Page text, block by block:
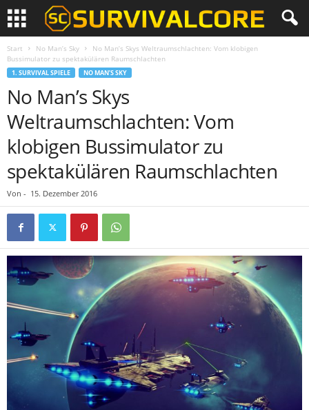
Start No Man’s Sky
No Man’s Skys Weltraumschlachten: Vom klobigen
Bussimulator zu spektakülären Raumschlachten
1. SURVIVAL SPIELE NO MAN’S SKY
No Man’s Skys
Weltraumschlachten: Vom
klobigen Bussimulator zu
spektakülären Raumschlachten
Von - 15. Dezember 2016